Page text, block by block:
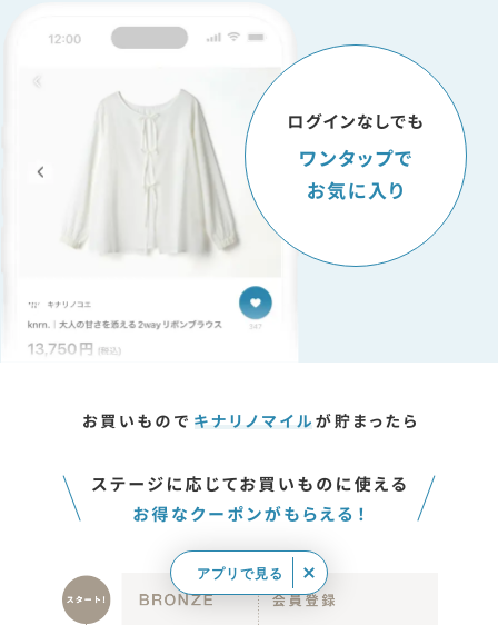
アプリで見る